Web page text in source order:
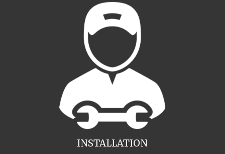
INSTALLATION